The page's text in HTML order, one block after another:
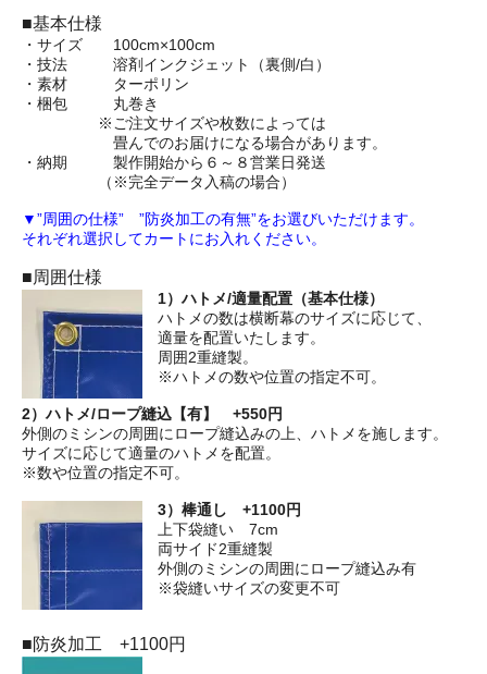
■基本仕様
・サイズ 100cm×100cm
・技法 溶剤インクジェット（裏側/白）
・素材 ターポリン
・梱包 丸巻き
※ご注文サイズや枚数によっては
畳んでのお届けになる場合があります。
・納期 製作開始から６～８営業日発送
（※完全データ入稿の場合）
▼”周囲の仕様” ”防炎加工の有無”をお選びいただけます。
それぞれ選択してカートにお入れください。
■周囲仕様
1）ハトメ/適量配置（基本仕様）
ハトメの数は横断幕のサイズに応じて、
適量を配置いたします。
周囲2重縫製。
※ハトメの数や位置の指定不可。
2）ハトメ/ロープ縫込【有】 +550円
外側のミシンの周囲にロープ縫込みの上、ハトメを施します。
サイズに応じて適量のハトメを配置。
※数や位置の指定不可。
3）棒通し +1100円
上下袋縫い 7cm
両サイド2重縫製
外側のミシンの周囲にロープ縫込み有
※袋縫いサイズの変更不可
■防炎加工 +1100円